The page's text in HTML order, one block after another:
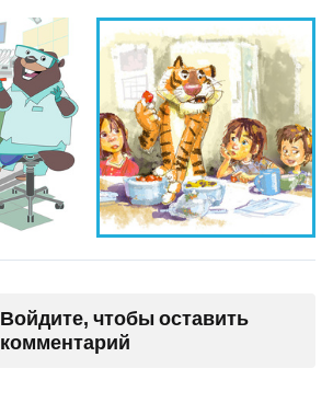
Войдите, чтобы оставить
комментарий